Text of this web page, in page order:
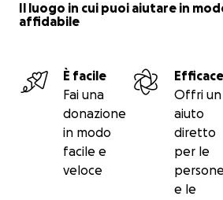
Il luogo in cui puoi aiutare in
affidabile
È facile
Fai una
donazione
in modo
facile e
veloce
Efficace
Offri un
aiuto
diretto
per le
persone
e le